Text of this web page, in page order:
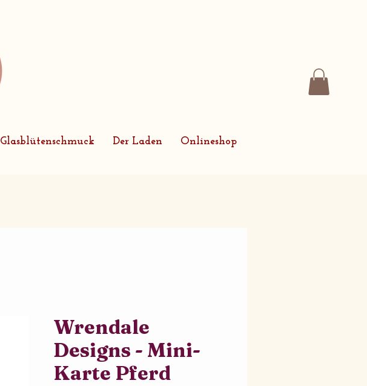
Glasblütenschmuck Der Laden Onlineshop
Wrendale
Designs - Mini-
Karte Pferd